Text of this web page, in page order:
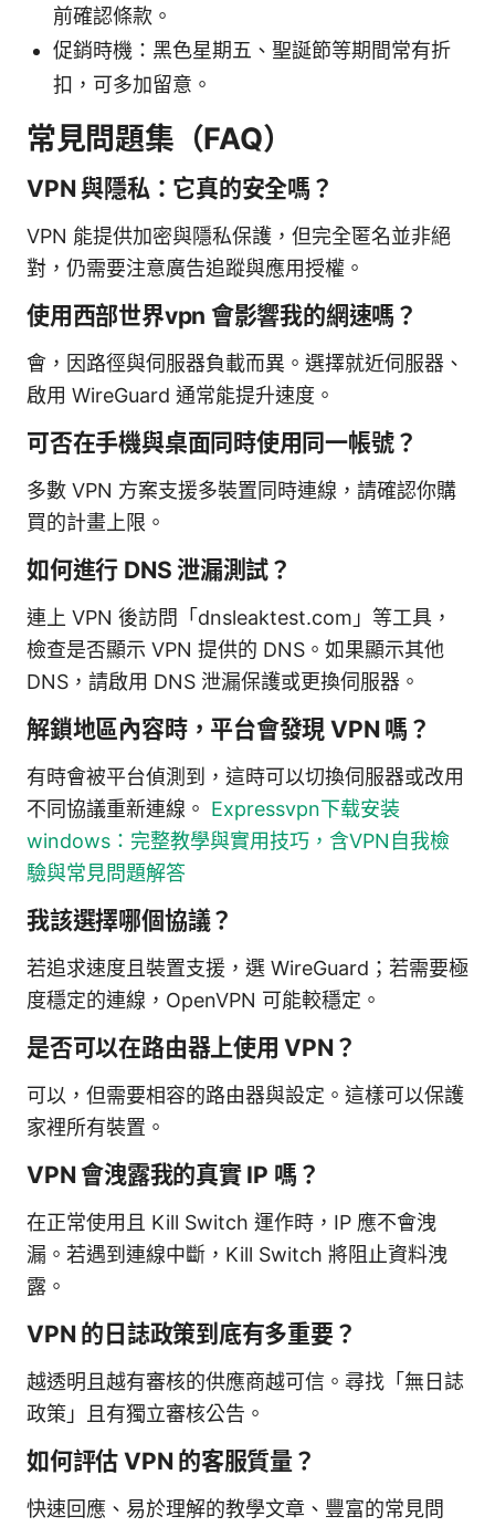
前確認條款。
促銷時機：黑色星期五、聖誕節等期間常有折
扣，可多加留意。
常見問題集（FAQ）
VPN 與隱私：它真的安全嗎？
VPN 能提供加密與隱私保護，但完全匿名並非絕
對，仍需要注意廣告追蹤與應用授權。
使用西部世界vpn 會影響我的網速嗎？
會，因路徑與伺服器負載而異。選擇就近伺服器、
啟用 WireGuard 通常能提升速度。
可否在手機與桌面同時使用同一帳號？
多數 VPN 方案支援多裝置同時連線，請確認你購
買的計畫上限。
如何進行 DNS 泄漏測試？
連上 VPN 後訪問「dnsleaktest.com」等工具，
檢查是否顯示 VPN 提供的 DNS。如果顯示其他
DNS，請啟用 DNS 泄漏保護或更換伺服器。
解鎖地區內容時，平台會發現 VPN 嗎？
有時會被平台偵測到，這時可以切換伺服器或改用
不同協議重新連線。 Expressvpn下载安装
windows：完整教學與實用技巧，含VPN自我檢
驗與常見問題解答
我該選擇哪個協議？
若追求速度且裝置支援，選 WireGuard；若需要極
度穩定的連線，OpenVPN 可能較穩定。
是否可以在路由器上使用 VPN？
可以，但需要相容的路由器與設定。這樣可以保護
家裡所有裝置。
VPN 會洩露我的真實 IP 嗎？
在正常使用且 Kill Switch 運作時，IP 應不會洩
漏。若遇到連線中斷，Kill Switch 將阻止資料洩
露。
VPN 的日誌政策到底有多重要？
越透明且越有審核的供應商越可信。尋找「無日誌
政策」且有獨立審核公告。
如何評估 VPN 的客服質量？
快速回應、易於理解的教學文章、豐富的常見問